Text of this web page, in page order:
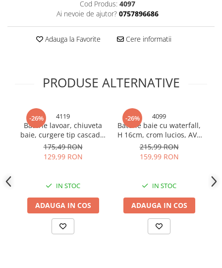
Manusi bucatarie
Maturi, Mopuri si galeti
Accesorii decorative
Benzi LED
Accesorii corpuri de iluminat
Accesorii prelungitoare
Accesorii prize si intrerupatoare
Aplice si plafoniere
Becuri
Cabluri electrice si conductori
Cabluri si adaptoare
Intrerupatoare
Suporturi accesorii biciclete
Cod Produs: 4097
Ai nevoie de ajutor? 0757896686
Adauga la Favorite Cere informatii
PRODUSE ALTERNATIVE
-26% 4119
Baterie lavoar, chiuveta
baie, curgere tip cascada,
maner cilindric, H
17.5cm, negru - rose
gold, AVI-4119
175,49 RON
129,99 RON
IN STOC
ADAUGA IN COS
-26% 4099
Baterie baie cu waterfall,
H 16cm, crom lucios, AVI-
4099
215,99 RON
159,99 RON
IN STOC
ADAUGA IN COS